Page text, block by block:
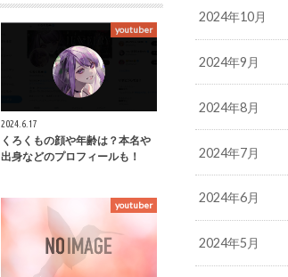
youtuber
2024.6.17
くろくもの顔や年齢は？本名や
出身などのプロフィールも！
youtuber
2024年10月
2024年9月
2024年8月
2024年7月
2024年6月
2024年5月